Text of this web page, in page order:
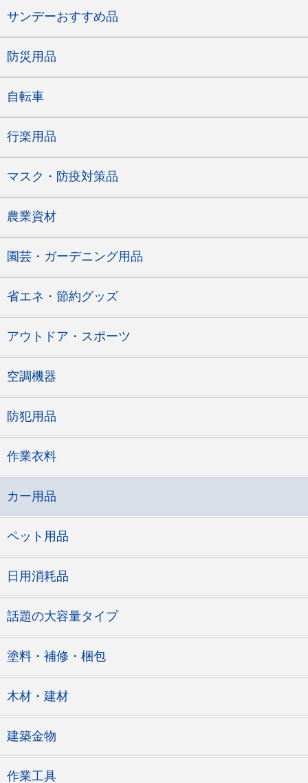
サンデーおすすめ品
防災用品
自転車
行楽用品
マスク・防疫対策品
農業資材
園芸・ガーデニング用品
省エネ・節約グッズ
アウトドア・スポーツ
空調機器
防犯用品
作業衣料
カー用品
ペット用品
日用消耗品
話題の大容量タイプ
塗料・補修・梱包
木材・建材
建築金物
作業工具